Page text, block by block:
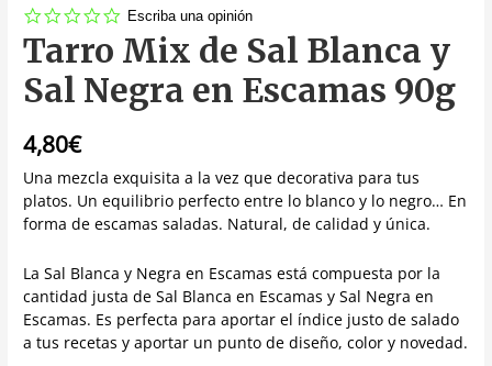
0.0
rating
Escriba una opinión
Tarro Mix de Sal Blanca y
Sal Negra en Escamas 90g
4,80€
Una mezcla exquisita a la vez que decorativa para tus
platos. Un equilibrio perfecto entre lo blanco y lo negro… En
forma de escamas saladas. Natural, de calidad y única.
La Sal Blanca y Negra en Escamas está compuesta por la
cantidad justa de Sal Blanca en Escamas y Sal Negra en
Escamas. Es perfecta para aportar el índice justo de salado
a tus recetas y aportar un punto de diseño, color y novedad.